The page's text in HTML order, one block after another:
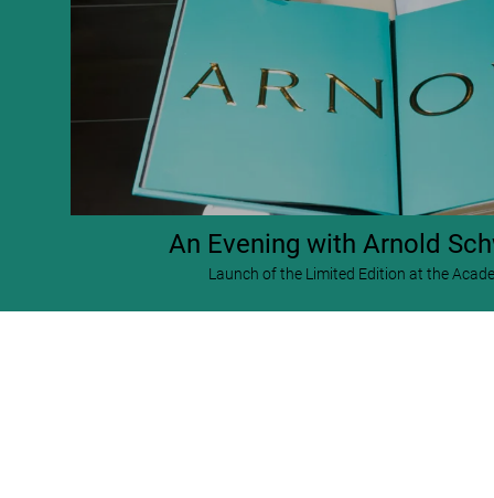
An Evening with Arnold
Launch of the Limited Edition at the